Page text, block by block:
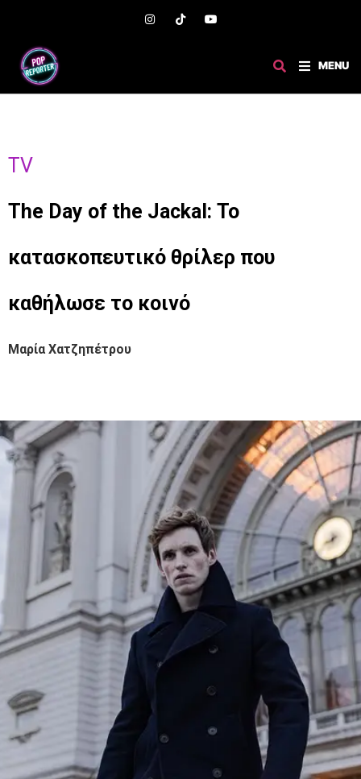
MENU
TV
The Day of the Jackal: Το
κατασκοπευτικό θρίλερ που
καθήλωσε το κοινό
Μαρία Χατζηπέτρου